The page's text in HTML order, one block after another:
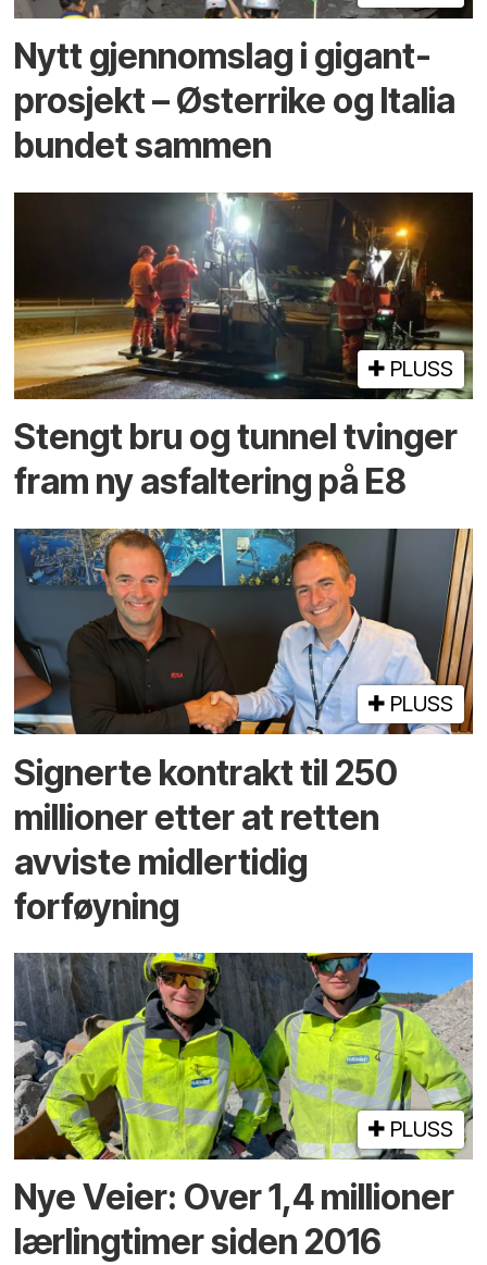
Nytt gjennomslag i gigant­
prosjekt – Østerrike og Italia
bundet sammen
PLUSS
Stengt bru og tunnel tvinger
fram ny asfaltering på E8
PLUSS
Signerte kontrakt til 250
millioner etter at retten
avviste midlertidig
forføyning
PLUSS
Nye Veier: Over 1,4 millioner
lærlingtimer siden 2016